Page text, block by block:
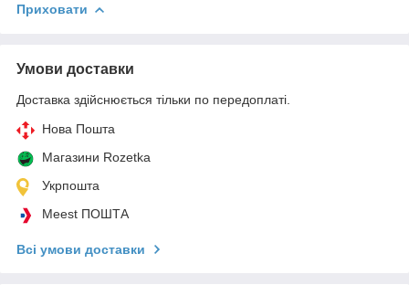
Приховати
Умови доставки
Доставка здійснюється тільки по передоплаті.
Нова Пошта
Магазини Rozetka
Укрпошта
Meest ПОШТА
Всі умови доставки